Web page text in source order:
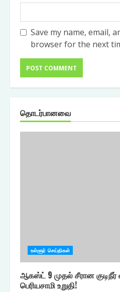
Save my name, email,
browser for the next
தொடர்பானவை
உள்ளூர் செய்திகள்
ஆகஸ்ட் 9 முதல் சீரான
பெரியசாமி உறுதி!